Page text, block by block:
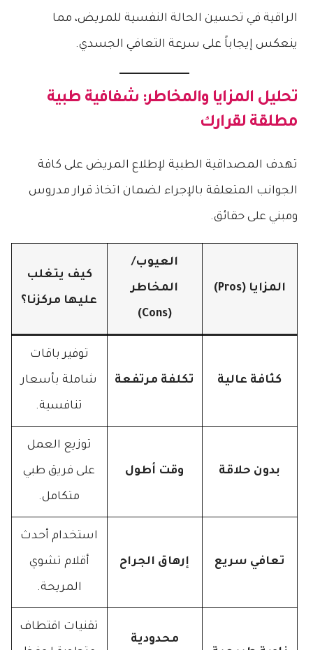
الراقية في تحسين الحالة النفسية للمريض، مما
ينعكس إيجاباً على سرعة التعافي الجسدي.
تحليل المزايا والمخاطر: شفافية طبية
مطلقة لقرارك
تهدف المصداقية الطبية لإطلاع المريض على كافة
الجوانب المتعلقة بالإجراء لضمان اتخاذ قرار مدروس
ومبني على حقائق.
المزايا (Pros)
العيوب/
المخاطر
(Cons)
كيف يتغلب
عليها مركزنا؟
كثافة عالية تكلفة مرتفعة
توفير باقات
شاملة بأسعار
تنافسية.
بدون حلاقة وقت أطول
توزيع العمل
على فريق طبي
متكامل.
تعافي سريع إرهاق الجراح
استخدام أحدث
أقلام تشوي
المريحة.
محدودية
تقنيات اقتطاف